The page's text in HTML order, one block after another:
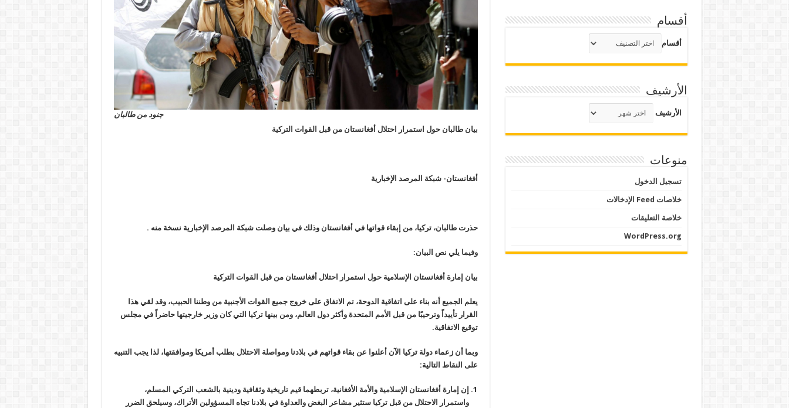
جنود من طالبان
بيان طالبان حول استمرار احتلال أفغانستان من قبل القوات التركية
أفغانستان- شبكة المرصد الإخبارية
حذرت طالبان، تركيا، من إبقاء قواتها في أفغانستان وذلك في بيان وصلت شبكة المرصد الإخبارية نسخة منه .
وفيما يلي نص البيان:
بيان إمارة أفغانستان الإسلامية حول استمرار احتلال أفغانستان من قبل القوات التركية
يعلم الجميع أنه بناء على اتفاقية الدوحة، تم الاتفاق على خروج جميع القوات الأجنبية من وطننا الحبيب، وقد لقي هذا
القرار تأييداً وترحيبًا من قبل الأمم المتحدة وأكثر دول العالم، ومن بينها تركيا التي كان وزير خارجيتها حاضراً في مجلس
توقيع الاتفاقية.
وبما أن زعماء دولة تركيا الآن أعلنوا عن بقاء قواتهم في بلادنا ومواصلة الاحتلال بطلب أمريكا وموافقتها، لذا يجب التنبيه
على النقاط التالية:
إن إمارة أفغانستان الإسلامية والأمة الأفغانية، تربطهما قيم تاريخية وثقافية ودينية بالشعب التركي المسلم،
واستمرار الاحتلال من قبل تركيا ستثير مشاعر البغض والعداوة في بلادنا تجاه المسؤولين الأتراك، وسيلحق الضرر
أقسام
أقسام
الأرشيف
الأرشيف
منوعات
تسجيل الدخول
خلاصات Feed الإدخالات
خلاصة التعليقات
WordPress.org